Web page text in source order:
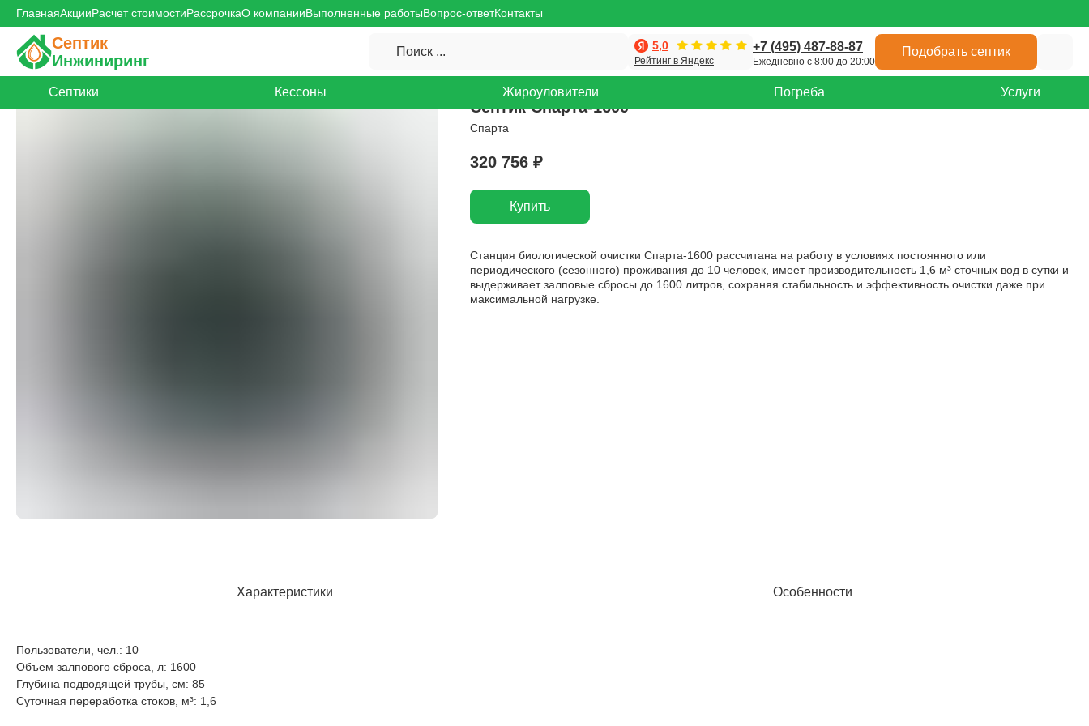
ГлавнаяАкцииРасчет стоимостиРассрочкаО компанииВыполненные работыВопрос-ответКонтакты
Септик
Инжиниринг
Поиск ...
Рейтинг в Яндекс
5,0 +7 (495) 487-88-87
Ежедневно с 8:00 до 20:00
Подобрать септик
Септики Кессоны Жироуловители Погреба Услуги
Септик Спарта-1600
Спарта
320 756 ₽
Купить
Станция биологической очистки Спарта-1600 рассчитана на работу в условиях постоянного или
периодического (сезонного) проживания до 10 человек, имеет производительность 1,6 м³ сточных вод в сутки и
выдерживает залповые сбросы до 1600 литров, сохраняя стабильность и эффективность очистки даже при
максимальной нагрузке.
Характеристики Особенности
Пользователи, чел.: 10
Объем залпового сброса, л: 1600
Глубина подводящей трубы, см: 85
Суточная переработка стоков, м³: 1,6